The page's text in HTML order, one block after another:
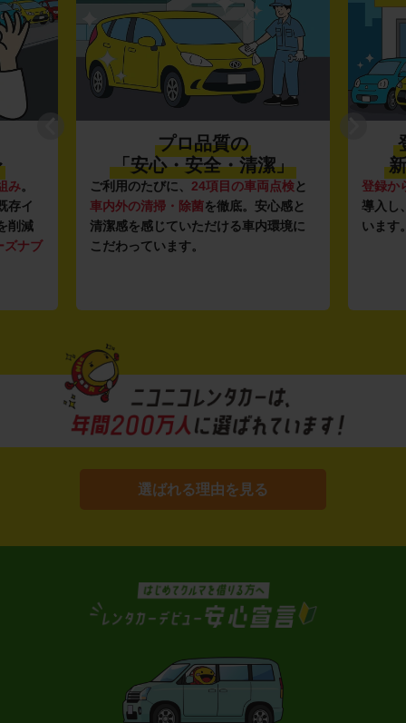
み。
存イ
削減
ズナブ
プロ品質の
「安心・安全・清潔」
ご利用のたびに、 24項目の車両点検と
車内外の清掃・除菌を徹底。安心感と
清潔感を感じていただける車内環境に
こだわっています。
登録か
導入し
います
選ばれる理由を見る